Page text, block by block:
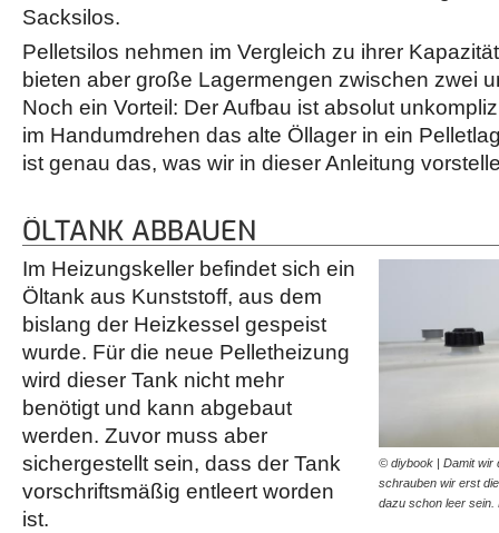
Sacksilos.
Pelletsilos nehmen im Vergleich zu ihrer
bieten aber große Lagermengen zwischen zwei
Noch ein Vorteil: Der Aufbau ist absolut
im Handumdrehen das alte Öllager in ein
ist genau das, was wir in dieser Anleitung
ÖLTANK ABBAUEN
© diybook | Damit wir
schrauben wir erst
dazu schon leer
Im Heizungskeller befindet sich ein
Öltank aus Kunststoff, aus dem
bislang der Heizkessel gespeist
wurde. Für die neue Pelletheizung
wird dieser Tank nicht mehr
benötigt und kann abgebaut
werden. Zuvor muss aber
sichergestellt sein, dass der Tank
vorschriftsmäßig entleert worden
ist.